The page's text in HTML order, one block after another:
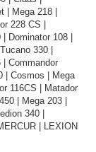
| Mega 218 |
228 CS |
Dominator 108 |
330 |
| Commandor
| Cosmos | Mega
116CS | Matador
| Mega 203 |
340 |
| LEXION